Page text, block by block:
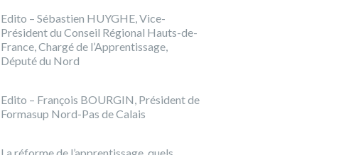
Edito – Sébastien HUYGHE, Vice-
Président du Conseil Régional Hauts-de-
France, Chargé de l’Apprentissage,
Député du Nord
Edito – François BOURGIN, Président de
Formasup Nord-Pas de Calais